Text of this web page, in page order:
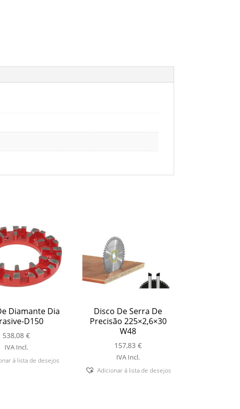
Diamante Dia
D150
538,08€
IVA Incl.
á lista de desejos
Disco De Serra De
Precisão 225×2,6×30
W48
157,83€
IVA Incl.
Adicionar á lista de desejos